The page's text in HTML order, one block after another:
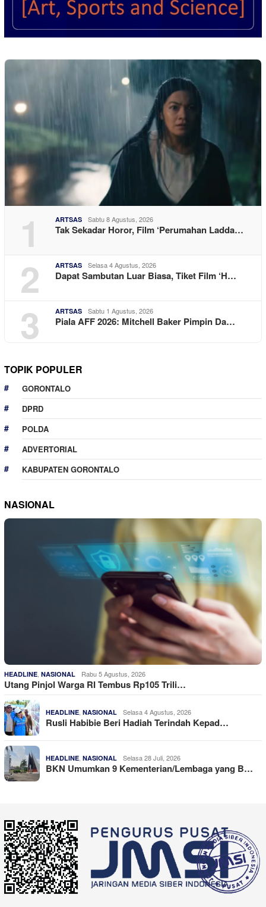
1 ARTSAS Sabtu 8 Agustus, 2026
Tak Sekadar Horor, Film ‘Perumahan Ladda…
2 ARTSAS Selasa 4 Agustus, 2026
Dapat Sambutan Luar Biasa, Tiket Film ‘H…
3 ARTSAS Sabtu 1 Agustus, 2026
Piala AFF 2026: Mitchell Baker Pimpin Da…
TOPIK POPULER
GORONTALO
DPRD
POLDA
ADVERTORIAL
KABUPATEN GORONTALO
NASIONAL
HEADLINE NASIONAL Rabu 5 Agustus, 2026
Utang Pinjol Warga RI Tembus Rp105 Trili…
HEADLINE NASIONAL Selasa 4 Agustus, 2026
Rusli Habibie Beri Hadiah Terindah Kepad…
HEADLINE NASIONAL Selasa 28 Juli, 2026
BKN Umumkan 9 Kementerian/Lembaga yang B…